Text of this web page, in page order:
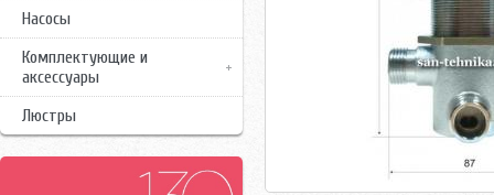
Насосы
Комплектующие и
аксессуары
Люстры